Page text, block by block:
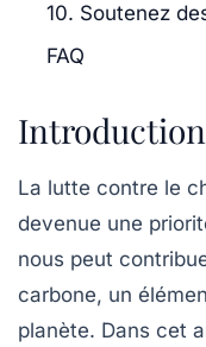
10. Soutenez
FAQ
Introduction
La lutte contre le
devenue une
nous peut
carbone, un
planète. Dans cet